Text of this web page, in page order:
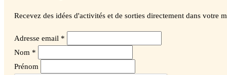
Recevez des idées d'activités et de sorties directement dans votre
Adresse email *
Nom *
Prénom